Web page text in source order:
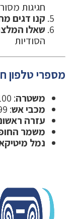
חגיגות
קנו דגים
שאלו
הסודיות
מספרי טלפון
משטרה: 100
מכבי אש: 199
עזרה
משמר
נמל